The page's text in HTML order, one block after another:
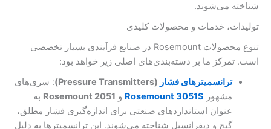
شناخته می‌شوند.
تولیدات، خدمات و محصولات کلیدی
تنوع محصولات Rosemount در صنایع فرآیندی بسیار تخصصی
است. تمرکز ما بر دسته‌بندی‌های اصلی زیر خواهد بود:
ترانسمیترهای فشار (Pressure Transmitters)
: سری‌های
مشهور Rosemount 3051S و Rosemount 2051 به
عنوان استانداردهای صنعتی برای اندازه‌گیری فشار مطلق،
گیج و دیفرانسیل شناخته می‌شوند. این ترانسمیترها به دلیل